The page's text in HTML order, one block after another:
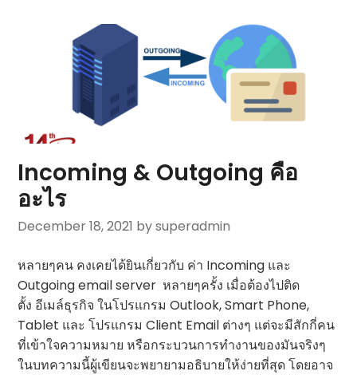
Incoming & Outgoing คือ
อะไร
December 18, 2021 by superadmin
หลายๆคน คงเคยได้ยินเกี่ยวกับ ค่า Incoming และ
Outgoing email server หลายๆครั้ง เมื่อต้องไปติด
ตั้ง อีเมล์ธุรกิจ ในโปรแกรม Outlook, Smart Phone,
Tablet และ โปรแกรม Client Email ต่างๆ แต่จะมีสักกี่คน
ที่เข้าใจความหมาย หรือกระบวนการทำงานของมันจริงๆ
ในบทความนี้ผู้เขียนจะพยายามอธิบายให้ง่ายที่สุด โดยอาจ